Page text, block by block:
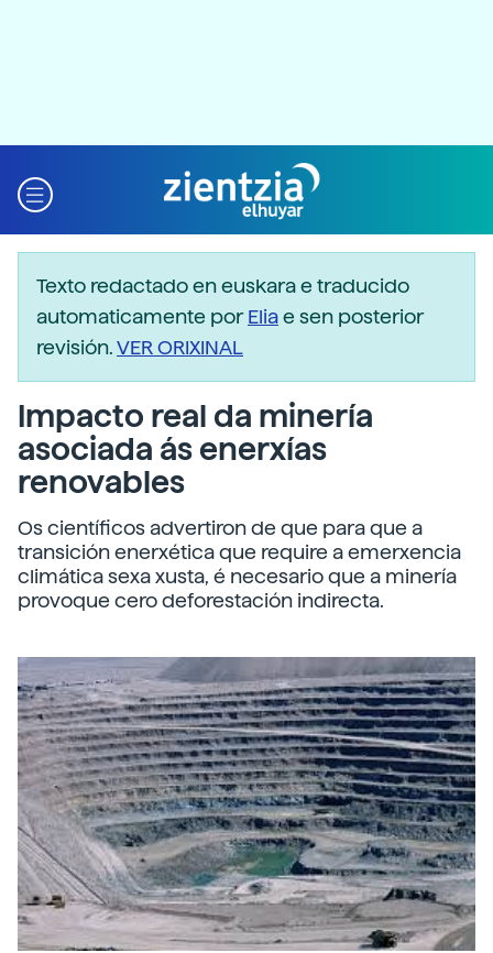
Texto redactado en euskara e traducido
automaticamente porEliae sen posterior
revisión.VER ORIXINAL
Impacto real da minería
asociada ás enerxías
renovables
Os científicos advertiron de que para que a
transición enerxética que require a emerxencia
climática sexa xusta, é necesario que a minería
provoque cero deforestación indirecta.